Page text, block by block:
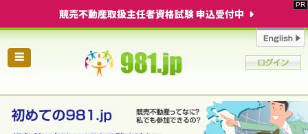
競売不動産取扱主任者資格試験 申込受付中
☰